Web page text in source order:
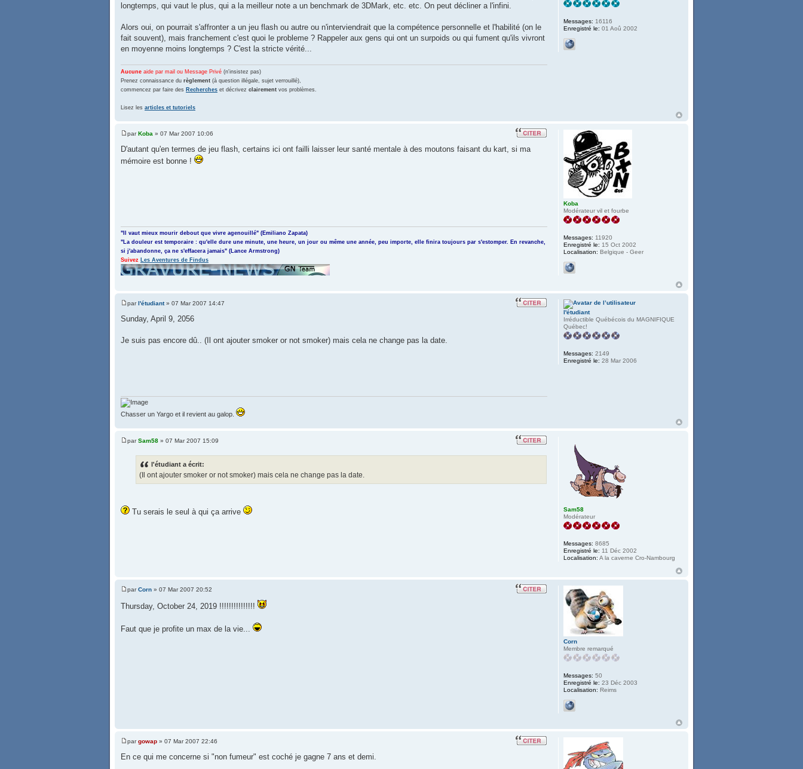
longtemps, qui vaut le plus, qui a la meilleur note a un benchmark de 3DMark, etc. etc. On peut décliner a l'infini.
Alors oui, on pourrait s'affronter a un jeu flash ou autre ou n'interviendrait que la compétence personnelle et l'habilité (on le
fait souvent), mais franchement c'est quoi le probleme ? Rappeler aux gens qui ont un surpoids ou qui fument qu'ils vivront
en moyenne moins longtemps ? C'est la stricte vérité...
Aucune aide par mail ou Message Privé (n'insistez pas)
Prenez connaissance du règlement (à question illégale, sujet verrouillé),
commencez par faire des Recherches et décrivez clairement vos problèmes.
Lisez les articles et tutoriels
Messages: 16116
Enregistré le: 01 Aoû 2002
parKoba » 07 Mar 2007 10:06
D'autant qu'en termes de jeu flash, certains ici ont failli laisser leur santé mentale à des moutons faisant du kart, si ma
mémoire est bonne !
"Il vaut mieux mourir debout que vivre agenouillé" (Emiliano Zapata)
"La douleur est temporaire : qu'elle dure une minute, une heure, un jour ou même une année, peu importe, elle finira toujours par s'estomper. En revanche,
si j'abandonne, ça ne s'effacera jamais" (Lance Armstrong)
Suivez
Les Aventures de Findus
Koba
Modérateur vil et fourbe
Messages: 11920
Enregistré le: 15 Oct 2002
Localisation: Belgique - Geer
parl'étudiant» 07 Mar 2007 14:47
Sunday, April 9, 2056
Je suis pas encore dû.. (Il ont ajouter smoker or not smoker) mais cela ne change pas la date.
Chasser un Yargo et il revient au galop.
l'étudiant
Irréductible Québécois du MAGNIFIQUE
Québec!
Messages: 2149
Enregistré le: 28 Mar 2006
parSam58 » 07 Mar 2007 15:09
l'étudiant a écrit:
(Il ont ajouter smoker or not smoker) mais cela ne change pas la date.
Tu serais le seul à qui ça arrive
Sam58
Modérateur
Messages: 8685
Enregistré le: 11 Déc 2002
Localisation: A la caverne Cro-Nambourg
parCorn » 07 Mar 2007 20:52
Thursday, October 24, 2019 !!!!!!!!!!!!!!!
Faut que je profite un max de la vie...
Corn
Membre remarqué
Messages: 50
Enregistré le: 23 Déc 2003
Localisation: Reims
pargowap » 07 Mar 2007 22:46
En ce qui me concerne si "non fumeur" est coché je gagne 7 ans et demi.